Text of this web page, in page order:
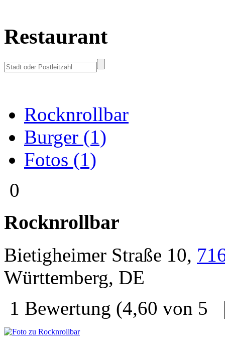
Restaurant
Rocknrollbar
Burger (1)
Fotos (1)
0
Rocknrollbar
Bietigheimer Straße 10,
Württemberg, DE
1 Bewertung (4,60 von 5